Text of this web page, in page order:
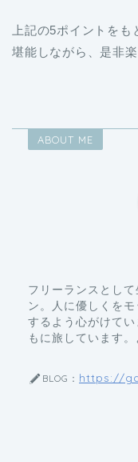
上記の5ポイントをも
堪能しながら、是非
ABOUT ME
フリーランスとし
ン。人に優しくを
するよう心がけて
もに旅しています。
BLOG： https://